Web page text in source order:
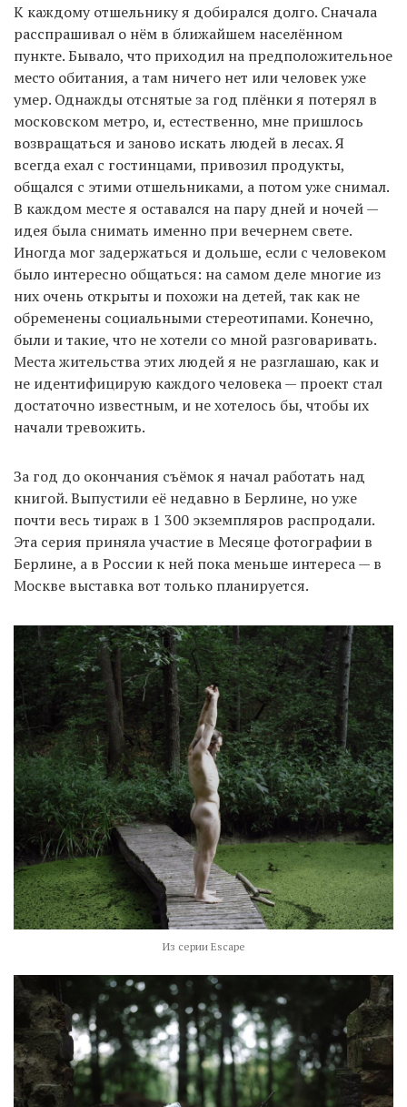
К каждому отшельнику я добирался долго. Сначала
расспрашивал о нём в ближайшем населённом
пункте. Бывало, что приходил на предположительное
место обитания, а там ничего нет или человек уже
умер. Однажды отснятые за год плёнки я потерял в
московском метро, и, естественно, мне пришлось
возвращаться и заново искать людей в лесах. Я
всегда ехал с гостинцами, привозил продукты,
общался с этими отшельниками, а потом уже снимал.
В каждом месте я оставался на пару дней и ночей —
идея была снимать именно при вечернем свете.
Иногда мог задержаться и дольше, если с человеком
было интересно общаться: на самом деле многие из
них очень открыты и похожи на детей, так как не
обременены социальными стереотипами. Конечно,
были и такие, что не хотели со мной разговаривать.
Места жительства этих людей я не разглашаю, как и
не идентифицирую каждого человека — проект стал
достаточно известным, и не хотелось бы, чтобы их
начали тревожить.
За год до окончания съёмок я начал работать над
книгой. Выпустили её недавно в Берлине, но уже
почти весь тираж в 1 300 экземпляров распродали.
Эта серия приняла участие в Месяце фотографии в
Берлине, а в России к ней пока меньше интереса — в
Москве выставка вот только планируется.
Из серии Escape